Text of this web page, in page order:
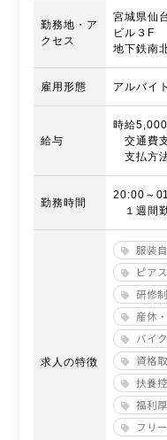
勤務地・ア
クセス
宮城県仙
ビル３F
地下鉄南
雇用形態 アルバイト
給与
時給5,000
交通費
支払方
勤務時間
20:00～
１週間
求人の特徴
服装
ピア
研修
産休
バイ
資格
扶養
福利
フリ